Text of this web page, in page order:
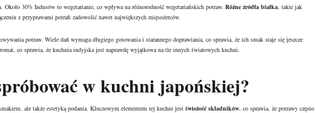
30% Indusów to wegetarianie, co wpływa na różnorodność wegetariańskich potraw. Różne źródła białka , takie jak
z przyprawami potrafi zadowolić nawet największych mięsożerców.
potraw. Wiele dań wymaga długiego gotowania i starannego doprawiania, co sprawia, że ich smak staje się jeszcze
co sprawia, że kuchnia indyjska jest naprawdę wyjątkowa na tle innych światowych kuchni.
w kuchni japońskiej?
ale także estetyką podania. Kluczowym elementem tej kuchni jest świeżość składników , co sprawia, że potrawy często